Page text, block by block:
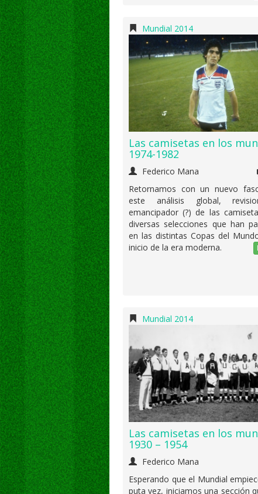
Mundial 2014
Las camisetas en los
1974-1982
Federico Mana
Retornamos con un nuevo
este análisis global,
emancipador (?) de las
diversas selecciones que han
en las distintas Copas del
inicio de la era moderna.
Mundial 2014
Las camisetas en los
1930 – 1954
Federico Mana
Esperando que el Mundial
puta vez, iniciamos una sección